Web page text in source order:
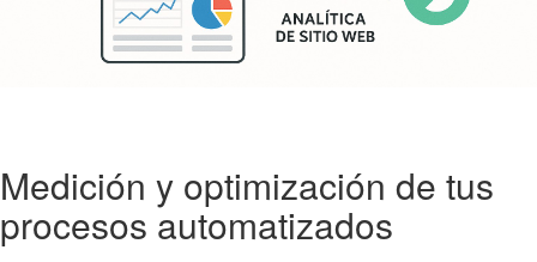
Medición y optimización de tus
procesos automatizados